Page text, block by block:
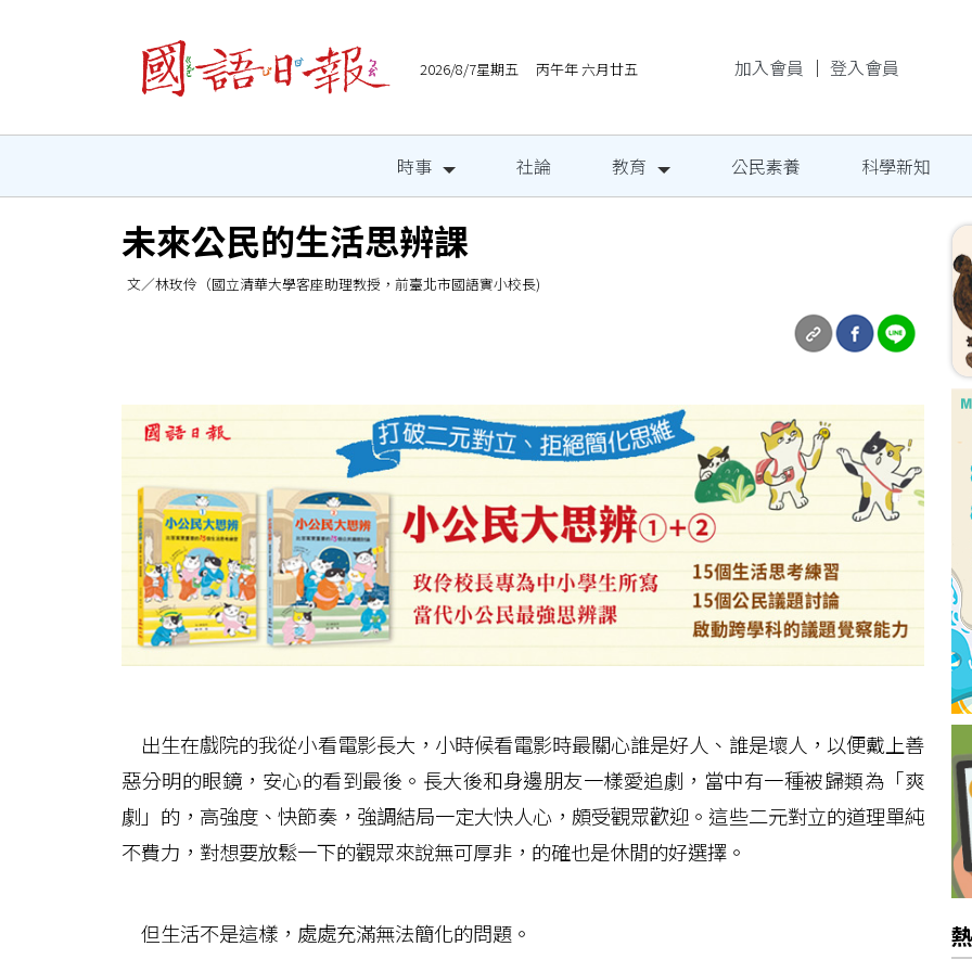
2026/8/7星期五 丙午年 六月廿五 加入會員 ｜ 登入會員
時事 社論 教育 公民素養 科學新知
未來公民的生活思辨課
文／林玫伶（國立清華大學客座助理教授，前臺北市國語實小校長)
出生在戲院的我從小看電影長大，小時候看電影時最關心誰是好人、誰是壞人，以便戴上善
惡分明的眼鏡，安心的看到最後。長大後和身邊朋友一樣愛追劇，當中有一種被歸類為「爽
劇」的，高強度、快節奏，強調結局一定大快人心，頗受觀眾歡迎。這些二元對立的道理單純
不費力，對想要放鬆一下的觀眾來說無可厚非，的確也是休閒的好選擇。
但生活不是這樣，處處充滿無法簡化的問題。